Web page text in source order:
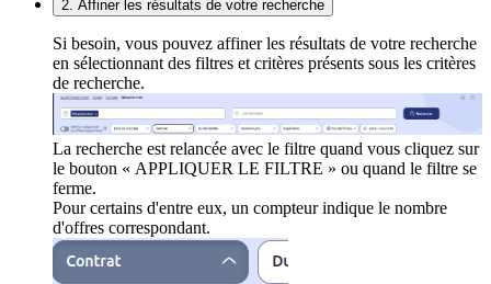
2. Affiner les résultats de votre recherche
Si besoin, vous pouvez affiner les résultats de votre recherche
en sélectionnant des filtres et critères présents sous les critères
de recherche.
La recherche est relancée avec le filtre quand vous cliquez sur
le bouton « APPLIQUER LE FILTRE » ou quand le filtre se
ferme.
Pour certains d'entre eux, un compteur indique le nombre
d'offres correspondant.